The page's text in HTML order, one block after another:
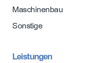
Maschinenbau
Sonstige
Leistungen